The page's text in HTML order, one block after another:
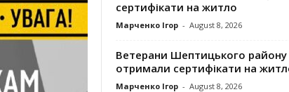
сертифікати на житло
Марченко Ігор - August 8, 2026
Ветерани Шептицького району
отримали сертифікати на
Марченко Ігор - August 8, 2026